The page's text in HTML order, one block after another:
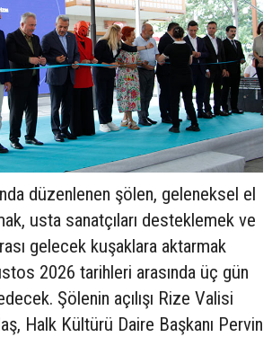
düzenlenen şölen, geleneksel el
usta sanatçıları desteklemek ve
gelecek kuşaklara aktarmak
2026 tarihleri arasında üç gün
Şölenin açılışı Rize Valisi
Halk Kültürü Daire Başkanı Pervin